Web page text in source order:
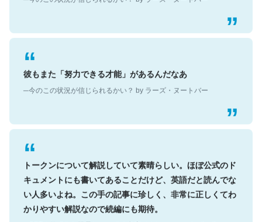
彼もまた「努力できる才能」があるんだなあ
トークンについて解説していて素晴らしい。ほぼ公式のド
キュメントにも書いてあることだけど、英語だと読んでな
い人多いよね。この手の記事に珍しく、非常に正しくてわ
かりやすい解説なので続編にも期待。